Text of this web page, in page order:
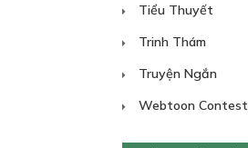
Tiểu Thuyết
Trinh Thám
Truyện Ngắn
Webtoon Contest